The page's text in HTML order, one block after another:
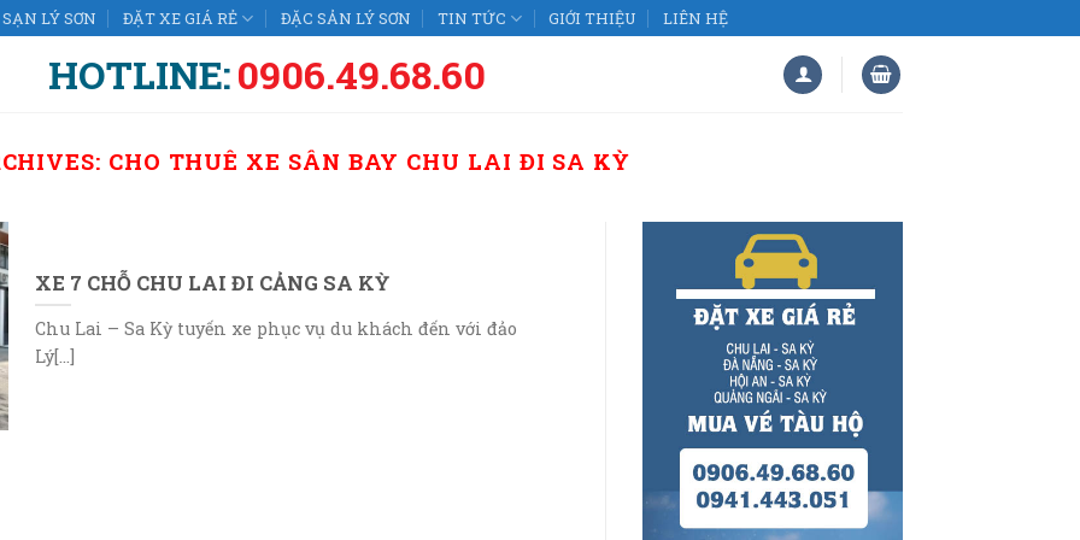
LÝ SƠN ĐẶT XE GIÁ RẺ ĐẶC SẢN LÝ SƠN TIN TỨC GIỚI THIỆU LIÊN HỆ
HOTLINE:0906.49.68.60
CHO THUÊ XE SÂN BAY CHU LAI ĐI SA KỲ
XE 7 CHỖ CHU LAI ĐI CẢNG SA KỲ
Chu Lai – Sa Kỳ tuyến xe phục vụ du khách đến với đảo
Lý[...]